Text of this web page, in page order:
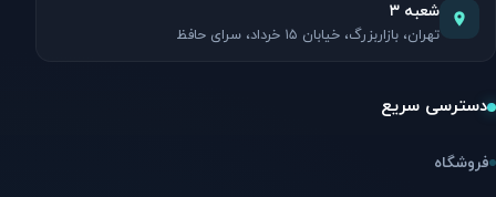
شعبه ۳
تهران، بازاربزرگ، خیابان ۱۵ خرداد، سرای حافظ
دسترسی سریع
فروشگاه